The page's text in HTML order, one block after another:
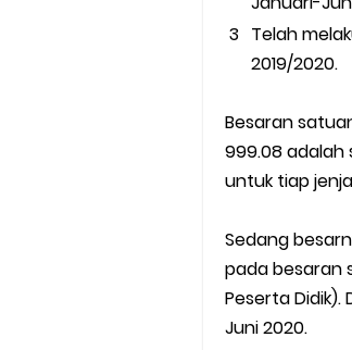
Telah
2019/2020.
Besaran
999.08 adalah
untuk tiap
Sedang
pada besaran
Peserta
Juni 2020.